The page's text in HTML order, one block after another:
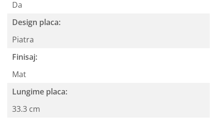
Da
Design placa:
Piatra
Finisaj:
Mat
Lungime placa:
33.3 cm